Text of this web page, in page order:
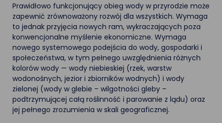
Prawidłowo funkcjonujący obieg wody w przyrodzie może
zapewnić zrównoważony rozwój dla wszystkich. Wymaga
to jednak przyjęcia nowych ram, wykraczających poza
konwencjonalne myślenie ekonomiczne. Wymaga
nowego systemowego podejścia do wody, gospodarki i
społeczeństwa, w tym pełnego uwzględnienia różnych
kolorów wody — wody niebieskiej (rzek, warstw
wodonośnych, jezior i zbiorników wodnych) i wody
zielonej (wody w glebie – wilgotności gleby –
podtrzymującej całą roślinność i parowanie z lądu) oraz
jej pełnego zrozumienia w skali geograficznej.